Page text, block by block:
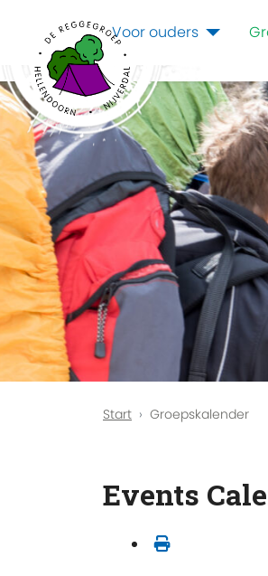
Voor ouders
Start Groepskalender
Events